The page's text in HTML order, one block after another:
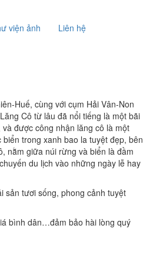
viện ảnh Liên hệ
Huế, cùng với cụm Hải Vân-Non
Cô từ lâu đã nổi tiếng là một bãi
được công nhận lăng cô là một
trong xanh bao la tuyệt đẹp, bên
nằm giữa núi rừng và biển là đầm
du lịch vào những ngày lễ hay
sản tươi sống, phong cảnh tuyệt
bình dân…đảm bảo hài lòng quý